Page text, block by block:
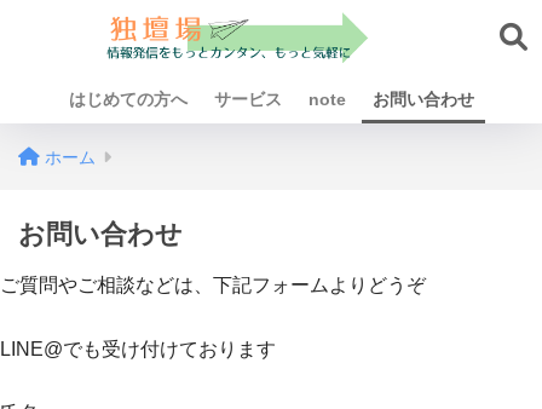
はじめての方へ サービス note お問い合わせ
ホーム
お問い合わせ
ご質問やご相談などは、下記フォームよりどうぞ
LINE@でも受け付けております